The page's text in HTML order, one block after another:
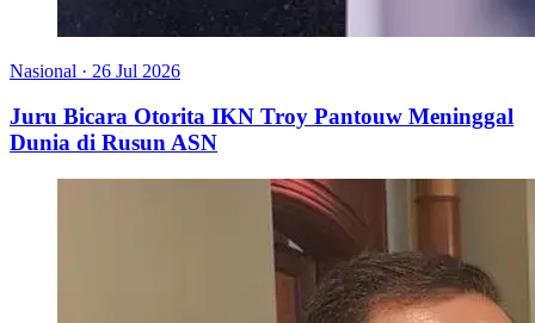
Nasional · 26 Jul 2026
Juru Bicara Otorita IKN Troy Pantouw Meninggal
Dunia di Rusun ASN